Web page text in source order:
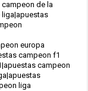
de la
europa
campeon f1
campeon
liga